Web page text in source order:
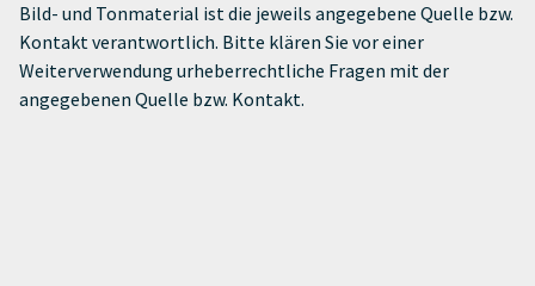
Bild- und Tonmaterial ist die jeweils angegebene Quelle bzw.
Kontakt verantwortlich. Bitte klären Sie vor einer
Weiterverwendung urheberrechtliche Fragen mit der
angegebenen Quelle bzw. Kontakt.